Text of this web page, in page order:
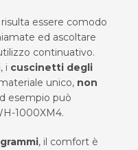
risulta essere comodo
ed ascoltare
continuativo.
i cuscinetti degli
unico, non
esempio può
1000XM4.
, il comfort è